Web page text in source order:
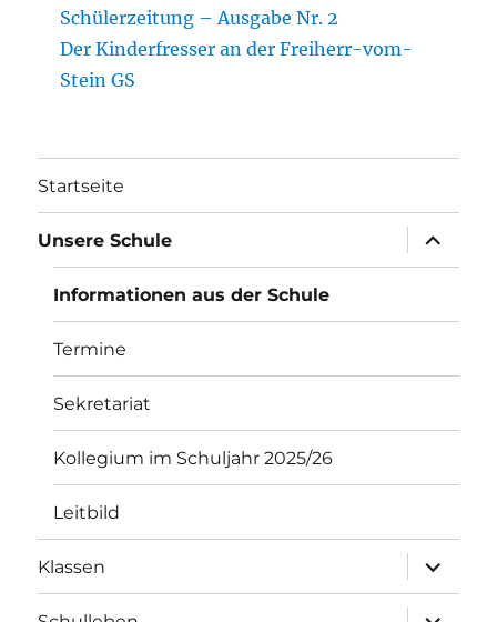
Schülerzeitung – Ausgabe Nr. 2
Der Kinderfresser an der Freiherr-vom-
Stein GS
Startseite
Unsere Schule
öffnen
Informationen aus der Schule
Termine
Sekretariat
Kollegium im Schuljahr 2025/26
Leitbild
Klassen
öffnen